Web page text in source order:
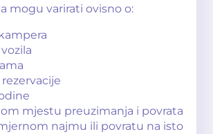
mogu varirati ovisno o:
mjestu preuzimanja i povrata
najmu ili povratu na isto